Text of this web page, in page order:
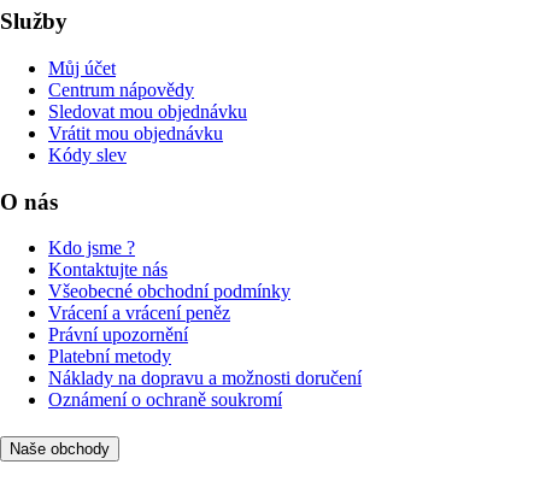
Služby
Můj účet
Centrum nápovědy
Sledovat mou objednávku
Vrátit mou objednávku
Kódy slev
O nás
Kdo jsme ?
Kontaktujte nás
Všeobecné obchodní podmínky
Vrácení a vrácení peněz
Právní upozornění
Platební metody
Náklady na dopravu a možnosti doručení
Oznámení o ochraně soukromí
Naše obchody